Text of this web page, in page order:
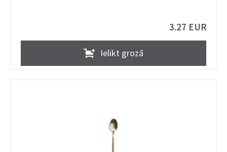
3.27 EUR
Ielikt grozā